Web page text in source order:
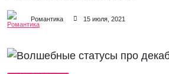
Романтика 15 июля, 2021